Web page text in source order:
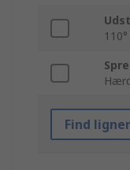
110°
Find